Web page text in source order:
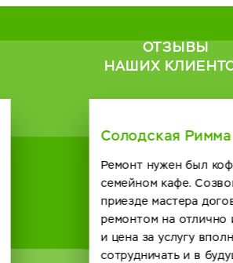
ОТЗЫВЫ
НАШИХ
Солодская Римма
Ремонт нужен был кофейному
семейном кафе. Созвонились с
приезде мастера договорились.
ремонтом на отлично и по времени
и цена за услугу вполне
сотрудничать и в будущем с вашей